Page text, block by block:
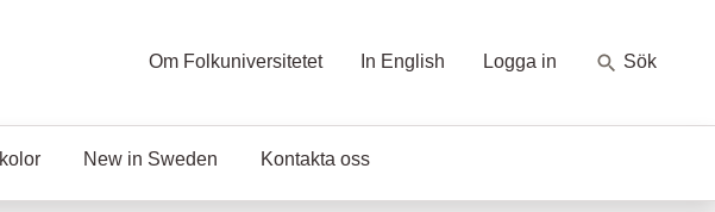
Om Folkuniversitetet In English Logga in Sök
New in Sweden Kontakta oss